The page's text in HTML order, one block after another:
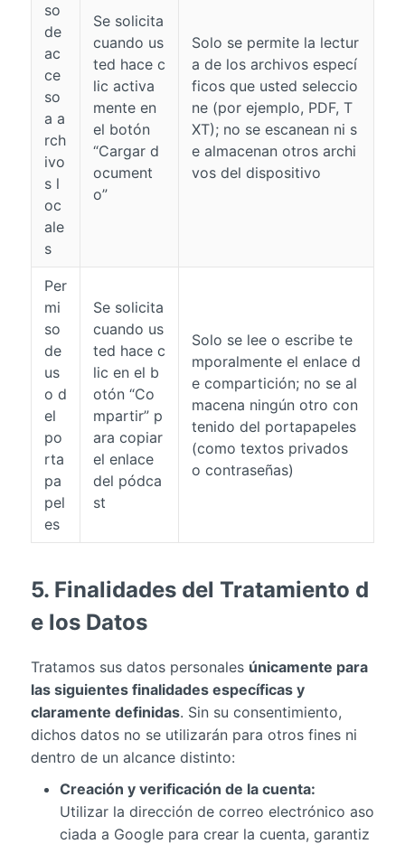
so
de
ac
ce
so
a a
rch
ivo
s l
oc
ale
s
Se solicita
cuando us
ted hace c
lic activa
mente en
el botón
“Cargar d
ocument
o”
Solo se permite la lectur
a de los archivos especí
ficos que usted seleccio
ne (por ejemplo, PDF, T
XT); no se escanean ni s
e almacenan otros archi
vos del dispositivo
Per
mi
so
de
us
o d
el
po
rta
pa
pel
es
Se solicita
cuando us
ted hace c
lic en el b
otón “Co
mpartir” p
ara copiar
el enlace
del pódca
st
Solo se lee o escribe te
mporalmente el enlace d
e compartición; no se al
macena ningún otro con
tenido del portapapeles
(como textos privados
o contraseñas)
5. Finalidades del Tratamiento d
e los Datos
Tratamos sus datos personales únicamente para
las siguientes finalidades específicas y
claramente definidas. Sin su consentimiento,
dichos datos no se utilizarán para otros fines ni
dentro de un alcance distinto:
Creación y verificación de la cuenta:
Utilizar la dirección de correo electrónico aso
ciada a Google para crear la cuenta, garantiz